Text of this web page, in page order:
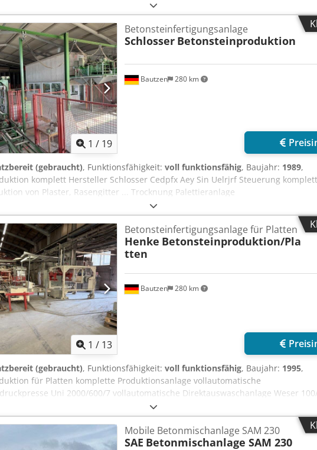
1 / 19
Bautzen 280 km
Betonsteinfertigungsanlage
Schlosser Betonsteinproduktion
(gebraucht), Funktionsfähigkeit: voll funktionsfähig, Baujahr: 1989,
komplett Hersteller Schlosser Cedpfx Aey Sin Uelrjrf Steuerung
von Plaster, Rasengitter ... Trocknung Palettieranlage
1 / 13
Bautzen 280 km
Betonsteinfertigungsanlage für Platten
Henke Betonsteinproduktion/Pla
tten
(gebraucht), Funktionsfähigkeit: voll funktionsfähig, Baujahr: 1995,
für Platten komplette Produktionsanlage vollautomatische
Uni 2000/600/7 vollautomatische Direktauswaschanlage Weser
Steuerung mit Palettenfertigung Crjdpfx Asy Sinnolrof
Mobile Betonmischanlage SAM 230
SAE Betonmischanlage SAM 230